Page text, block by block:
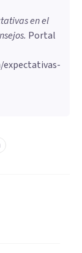
en el
. Portal